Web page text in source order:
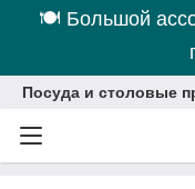
🍽 Большой
Посуда и столовые